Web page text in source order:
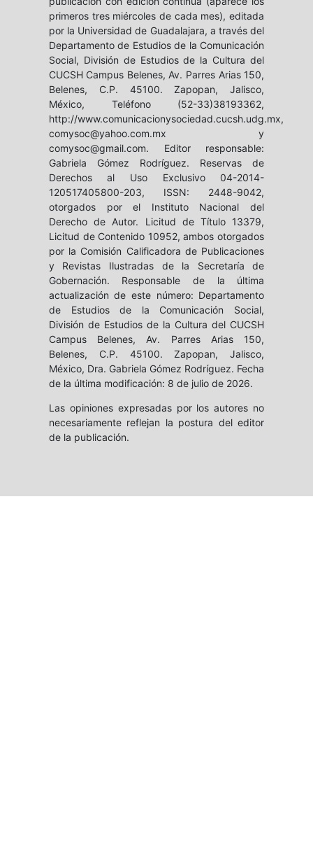
primeros tres miércoles de cada mes), editada
por la Universidad de Guadalajara, a través del
Departamento de Estudios de la Comunicación
Social, División de Estudios de la Cultura del
CUCSH Campus Belenes, Av. Parres Arias 150,
Belenes, C.P. 45100. Zapopan, Jalisco,
México, Teléfono (52-33)38193362,
http://www.comunicacionysociedad.cucsh.udg.mx,
comysoc@yahoo.com.mx y
comysoc@gmail.com. Editor responsable:
Gabriela Gómez Rodríguez. Reservas de
Derechos al Uso Exclusivo 04-2014-
120517405800-203, ISSN: 2448-9042,
otorgados por el Instituto Nacional del
Derecho de Autor. Licitud de Título 13379,
Licitud de Contenido 10952, ambos otorgados
por la Comisión Calificadora de Publicaciones
y Revistas Ilustradas de la Secretaría de
Gobernación. Responsable de la última
actualización de este número: Departamento
de Estudios de la Comunicación Social,
División de Estudios de la Cultura del CUCSH
Campus Belenes, Av. Parres Arias 150,
Belenes, C.P. 45100. Zapopan, Jalisco,
México, Dra. Gabriela Gómez Rodríguez. Fecha
de la última modificación: 8 de julio de 2026.
Las opiniones expresadas por los autores no
necesariamente reflejan la postura del editor
de la publicación.